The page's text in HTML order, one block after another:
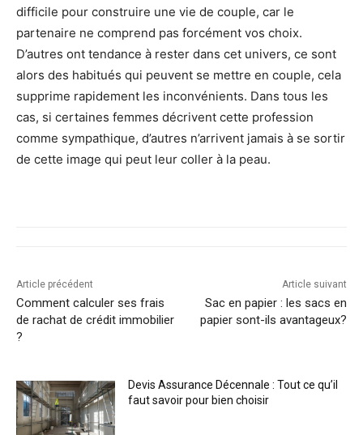
difficile pour construire une vie de couple, car le
partenaire ne comprend pas forcément vos choix.
D’autres ont tendance à rester dans cet univers, ce sont
alors des habitués qui peuvent se mettre en couple, cela
supprime rapidement les inconvénients. Dans tous les
cas, si certaines femmes décrivent cette profession
comme sympathique, d’autres n’arrivent jamais à se sortir
de cette image qui peut leur coller à la peau.
Article précédent
Comment calculer ses frais
de rachat de crédit immobilier
?
Article suivant
Sac en papier : les sacs en
papier sont-ils avantageux?
Devis Assurance Décennale : Tout ce qu’il
faut savoir pour bien choisir